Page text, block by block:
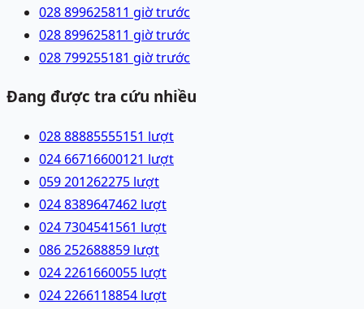
028 899625811 giờ trước
028 899625811 giờ trước
028 799255181 giờ trước
Đang được tra cứu nhiều
028 88885555151 lượt
024 66716600121 lượt
059 201262275 lượt
024 8389647462 lượt
024 7304541561 lượt
086 252688859 lượt
024 2261660055 lượt
024 2266118854 lượt